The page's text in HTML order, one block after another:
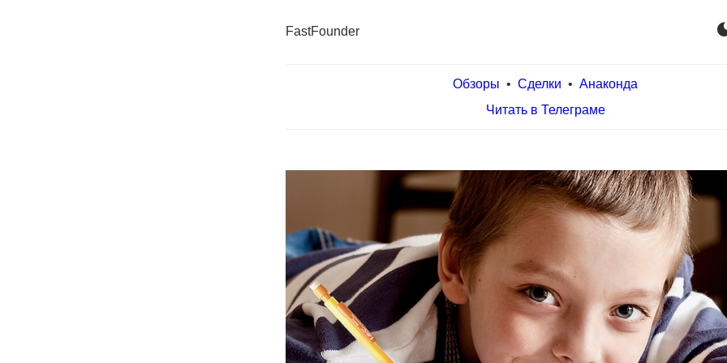
FastFounder
Обзоры • Сделки • Анаконда
Читать в Телеграме